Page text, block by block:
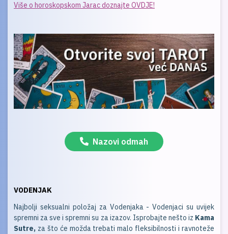
Više o horoskopskom Jarac doznajte OVDJE!
Nazovi odmah
VODENJAK
Najbolji seksualni položaj za Vodenjaka - Vodenjaci su uvijek
spremni za sve i spremni su za izazov. Isprobajte nešto iz Kama
Sutre, za što će možda trebati malo fleksibilnosti i ravnoteže